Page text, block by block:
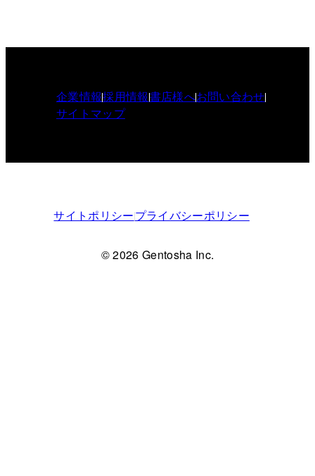
企業情報採用情報書店様へお問い合わせ
サイトマップ
サイトポリシープライバシーポリシー
© 2026 Gentosha Inc.